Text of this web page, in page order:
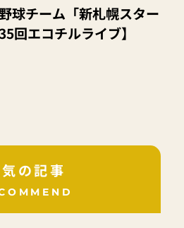
球チーム「新札幌スター
回エコチルライブ】
の記事